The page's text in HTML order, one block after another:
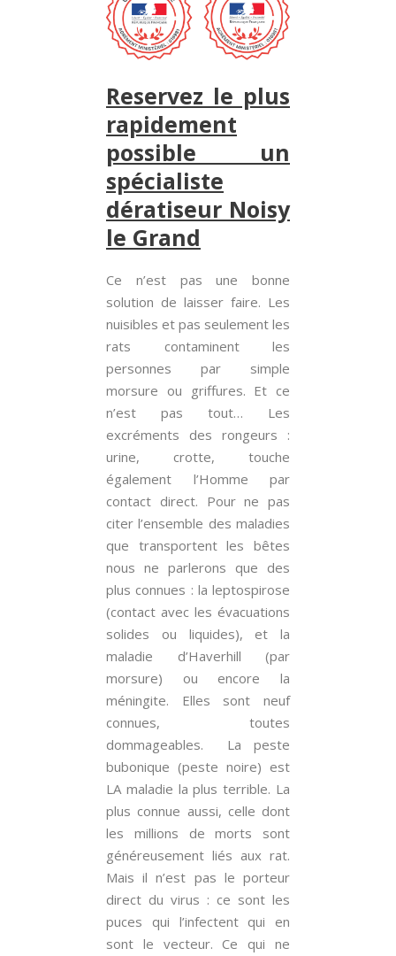
Reservez le plus
rapidement
possible un
spécialiste
dératiseur Noisy
le Grand
Ce n’est pas une bonne
solution de laisser faire. Les
nuisibles et pas seulement les
rats contaminent les
personnes par simple
morsure ou griffures. Et ce
n’est pas tout… Les
excréments des rongeurs :
urine, crotte, touche
également l’Homme par
contact direct. Pour ne pas
citer l’ensemble des maladies
que transportent les bêtes
nous ne parlerons que des
plus connues : la leptospirose
(contact avec les évacuations
solides ou liquides), et la
maladie d’Haverhill (par
morsure) ou encore la
méningite. Elles sont neuf
connues, toutes
dommageables. La peste
bubonique (peste noire) est
LA maladie la plus terrible. La
plus connue aussi, celle dont
les millions de morts sont
généreusement liés aux rat.
Mais il n’est pas le porteur
direct du virus : ce sont les
puces qui l’infectent qui en
sont le vecteur. Ce qui ne